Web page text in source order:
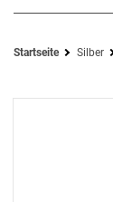
Startseite Silber